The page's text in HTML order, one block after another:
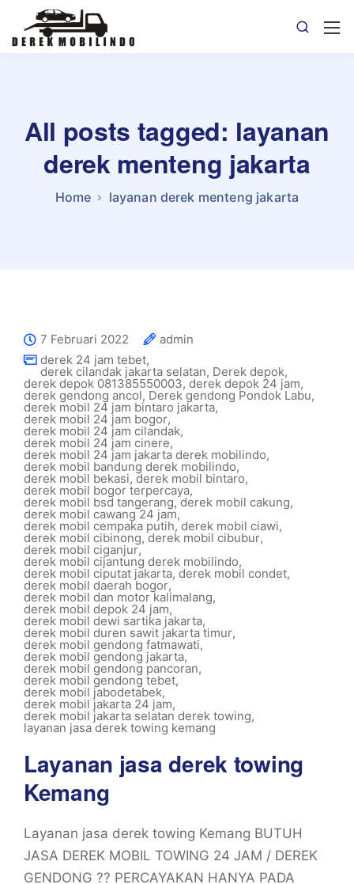
All posts tagged: layanan
derek menteng jakarta
Home layanan derek menteng jakarta
7 Februari 2022
admin
derek 24 jam tebet,
derek cilandak jakarta selatan, Derek depok,
derek depok 081385550003, derek depok 24 jam,
derek gendong ancol, Derek gendong Pondok Labu,
derek mobil 24 jam bintaro jakarta,
derek mobil 24 jam bogor,
derek mobil 24 jam cilandak,
derek mobil 24 jam cinere,
derek mobil 24 jam jakarta derek mobilindo,
derek mobil bandung derek mobilindo,
derek mobil bekasi, derek mobil bintaro,
derek mobil bogor terpercaya,
derek mobil bsd tangerang,derek mobil cakung,
derek mobil cawang 24 jam,
derek mobil cempaka putih,derek mobil ciawi,
derek mobil cibinong,derek mobil cibubur,
derek mobil ciganjur,
derek mobil cijantung derek mobilindo,
derek mobil ciputat jakarta, derek mobil condet,
derek mobil daerah bogor,
derek mobil dan motor kalimalang,
derek mobil depok 24 jam,
derek mobil dewi sartika jakarta,
derek mobil duren sawit jakarta timur,
derek mobil gendong fatmawati,
derek mobil gendong jakarta,
derek mobil gendong pancoran,
derek mobil gendong tebet,
derek mobil jabodetabek,
derek mobil jakarta 24 jam,
derek mobil jakarta selatan derek towing,
layanan jasa derek towing kemang
Layanan jasa derek towing
Kemang
Layanan jasa derek towing Kemang BUTUH
JASA DEREK MOBIL TOWING 24 JAM / DEREK
GENDONG ?? PERCAYAKAN HANYA PADA